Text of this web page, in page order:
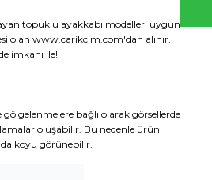
topuklu ayakkabı modelleri uygun
olan www.carikcim.com'dan alınır.
imkanı ile!
gölgelenmelere bağlı olarak görsellerde
oluşabilir. Bu nedenle ürün
koyu görünebilir.